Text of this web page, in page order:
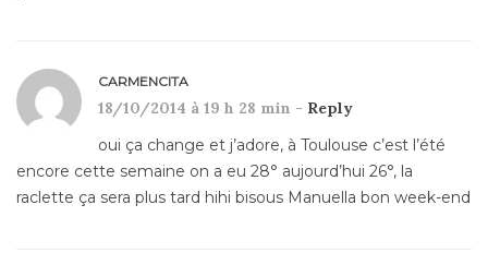
CARMENCITA
18/10/2014 à 19 h 28 min - Reply
oui ça change et j’adore, à Toulouse c’est l’été
encore cette semaine on a eu 28° aujourd’hui 26°, la
raclette ça sera plus tard hihi bisous Manuella bon week-end